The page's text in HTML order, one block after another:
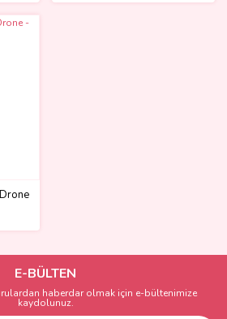
E-BÜLTEN
haberdar olmak için e-bültenimize
kaydolunuz.